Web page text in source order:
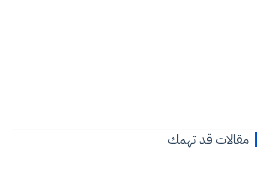
مقالات قد تهمك